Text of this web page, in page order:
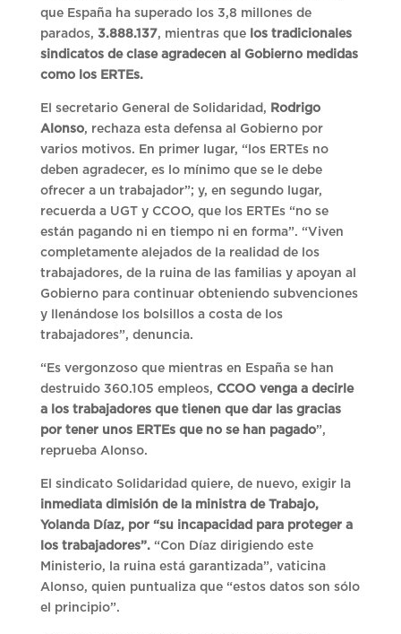
que España ha superado los 3,8 millones de
parados, 3.888.137, mientras quelos tradicionales
sindicatos de clase agradecen al Gobierno medidas
como los ERTEs.
El secretario General de Solidaridad, Rodrigo
Alonso, rechaza esta defensa al Gobierno por
varios motivos. En primer lugar, “los ERTEs no
deben agradecer, es lo mínimo que se le debe
ofrecer a un trabajador”; y, en segundo lugar,
recuerda a UGT y CCOO, que los ERTEs “no se
están pagando ni en tiempo ni en forma”. “Viven
completamente alejados de la realidad de los
trabajadores, de la ruina de las familias y apoyan al
Gobierno para continuar obteniendo subvenciones
y llenándose los bolsillos a costa de los
trabajadores”, denuncia.
“Es vergonzoso que mientras en España se han
destruido 360.105 empleos, CCOO venga a decirle
a los trabajadores que tienen que dar las gracias
por tener unos ERTEs que no se han pagado”,
reprueba Alonso.
El sindicato Solidaridad quiere, de nuevo, exigir la
inmediata dimisión de la ministra de Trabajo,
Yolanda Díaz, por “su incapacidad para proteger a
los trabajadores”.“Con Díaz dirigiendo este
Ministerio, la ruina está garantizada”, vaticina
Alonso, quien puntualiza que “estos datos son sólo
el principio”.